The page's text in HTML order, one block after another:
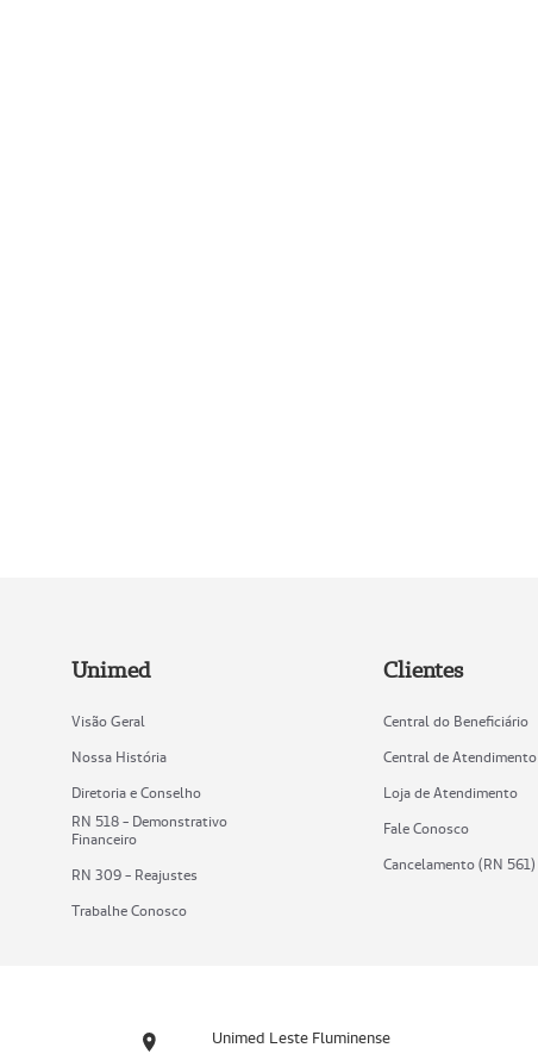
Unimed
Visão Geral
Nossa História
Diretoria e Conselho
RN 518 - Demonstrativo
Financeiro
RN 309 - Reajustes
Trabalhe Conosco
Clientes
Central do Beneficiário
Central de Atendimento
Loja de Atendimento
Fale Conosco
Cancelamento (RN 561)
Unimed Leste Fluminense